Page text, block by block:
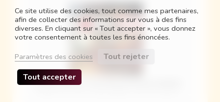
Cluedo Marvel / Clue Marvel (free printable)
Ce site utilise des cookies, tout comme mes partenaires,
afin de collecter des informations sur vous à des fins
diverses. En cliquant sur « Tout accepter », vous donnez
votre consentement à toutes les fins énoncées.
Paramètres des cookies
Tout rejeter
Tout accepter